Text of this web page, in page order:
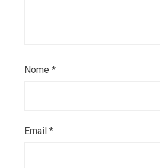
Nome *
Email *